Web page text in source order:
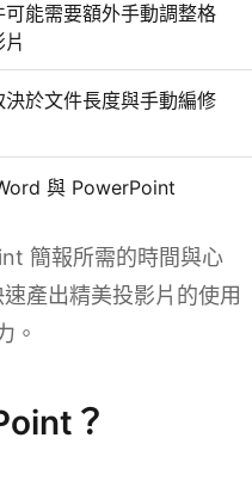
可能需要額外手動調整格
決於文件長度與手動編修
與 PowerPoint
簡報所需的時間與心
產出精美投影片的使用
。
？